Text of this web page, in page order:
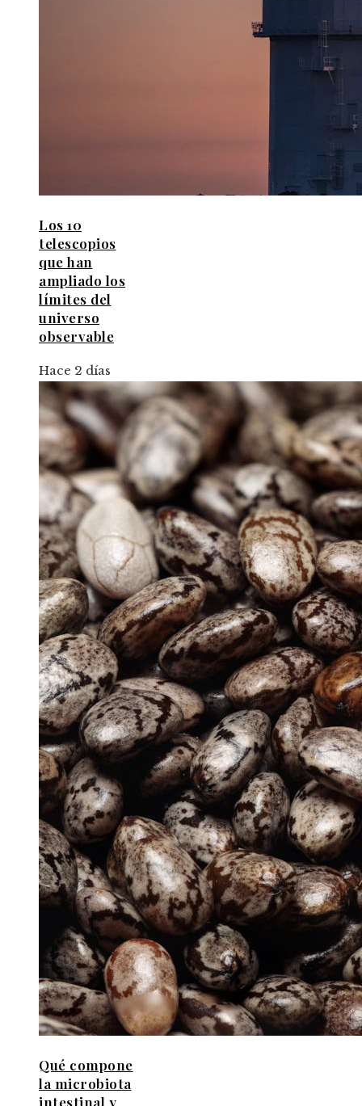
Los 10
telescopios
que han
ampliado los
límites del
universo
observable
Hace 2 días
Qué compone
la microbiota
intestinal y